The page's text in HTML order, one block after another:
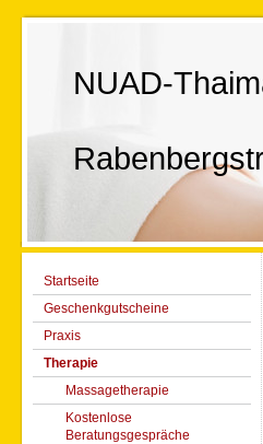
NUAD-
Startseite
Geschenkgutscheine
Praxis
Therapie
Massagetherapie
Kostenlose
Beratungsgespräche